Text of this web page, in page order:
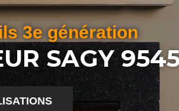
3e génération
SAGY